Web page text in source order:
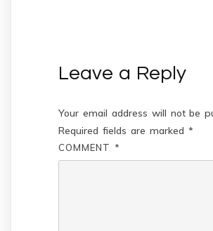
Leave a Reply
Your email address will not be
Required fields are marked *
COMMENT *